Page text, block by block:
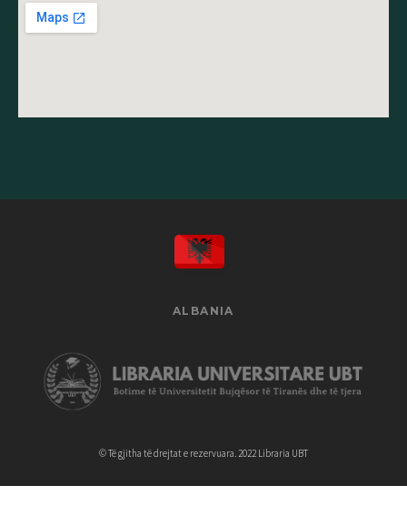
© Të gjitha të drejtat e rezervuara. 2022 Libraria UBT
ALBANIA